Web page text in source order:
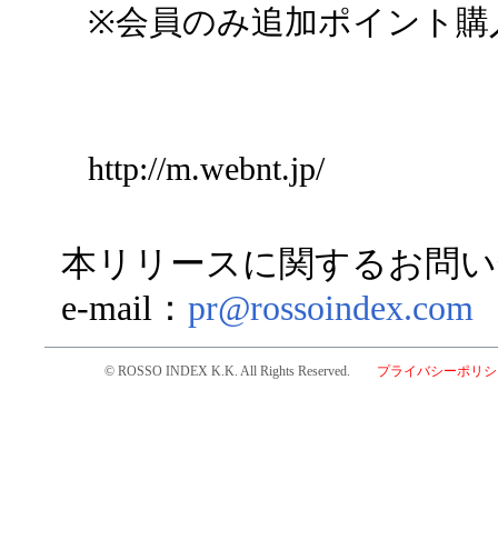
※会員のみ追加ポイント購
http://m.webnt.jp/
本リリースに関するお問
e-mail： pr@rossoindex.com